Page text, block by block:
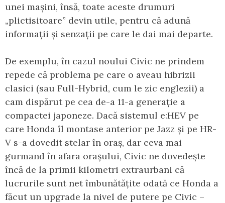
unei mașini, însă, toate aceste drumuri
„plictisitoare” devin utile, pentru că adună
informații și senzații pe care le dai mai departe.
De exemplu, în cazul noului Civic ne prindem
repede că problema pe care o aveau hibrizii
clasici (sau Full-Hybrid, cum le zic englezii) a
cam dispărut pe cea de-a 11-a generație a
compactei japoneze. Dacă sistemul e:HEV pe
care Honda îl montase anterior pe Jazz și pe HR-
V s-a dovedit stelar în oraș, dar ceva mai
gurmand în afara orașului, Civic ne dovedește
încă de la primii kilometri extraurbani că
lucrurile sunt net îmbunătățite odată ce Honda a
făcut un upgrade la nivel de putere pe Civic –